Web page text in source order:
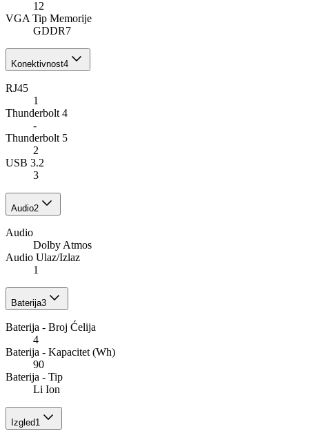
12
VGA Tip Memorije
GDDR7
Konektivnost4
RJ45
1
Thunderbolt 4
-
Thunderbolt 5
2
USB 3.2
3
Audio2
Audio
Dolby Atmos
Audio Ulaz/Izlaz
1
Baterija3
Baterija - Broj Ćelija
4
Baterija - Kapacitet (Wh)
90
Baterija - Tip
Li Ion
Izgled1